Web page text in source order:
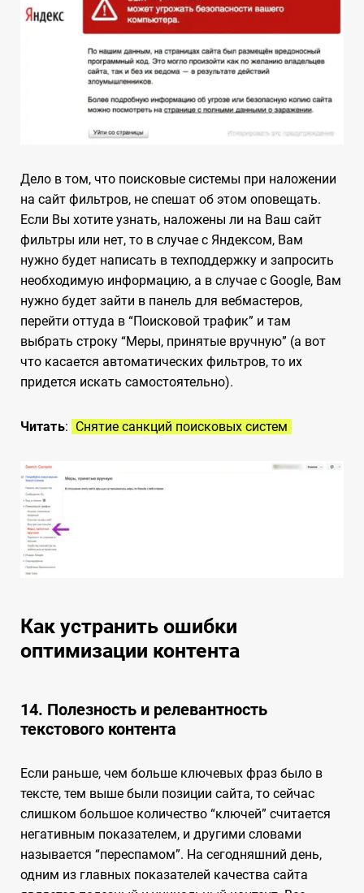
Дело в том, что поисковые системы при наложении
на сайт фильтров, не спешат об этом оповещать.
Если Вы хотите узнать, наложены ли на Ваш сайт
фильтры или нет, то в случае с Яндексом, Вам
нужно будет написать в техподдержку и запросить
необходимую информацию, а в случае с Google, Вам
нужно будет зайти в панель для вебмастеров,
перейти оттуда в “Поисковой трафик” и там
выбрать строку “Меры, принятые вручную” (а вот
что касается автоматических фильтров, то их
придется искать самостоятельно).
Читать: Снятие санкций поисковых систем
Как устранить ошибки
оптимизации контента
14. Полезность и релевантность
текстового контента
Если раньше, чем больше ключевых фраз было в
тексте, тем выше были позиции сайта, то сейчас
слишком большое количество “ключей” считается
негативным показателем, и другими словами
называется “переспамом”. На сегодняшний день,
одним из главных показателей качества сайта